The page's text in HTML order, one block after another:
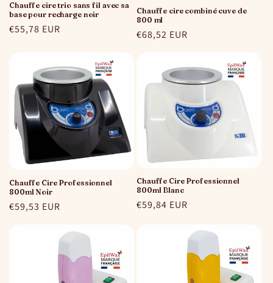
Chauffe cire trio sans fil avec sa
base pour recharge noir
Prix
€55,78 EUR
Chauffe cire combiné cuve de
800 ml
Prix
€68,52 EUR
Chauffe Cire Professionnel
800ml Noir
Prix
€59,53 EUR
Chauffe Cire Professionnel
800ml Blanc
Prix
€59,84 EUR